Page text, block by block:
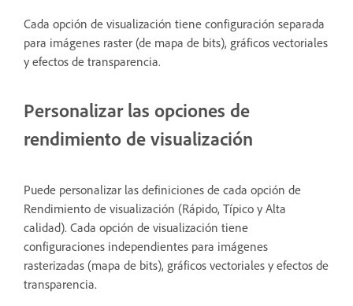
Cada opción de visualización tiene configuración separada
para imágenes raster (de mapa de bits), gráficos vectoriales
y efectos de transparencia.
Personalizar las opciones de
rendimiento de visualización
Puede personalizar las definiciones de cada opción de
Rendimiento de visualización (Rápido, Típico y Alta
calidad). Cada opción de visualización tiene
configuraciones independientes para imágenes
rasterizadas (mapa de bits), gráficos vectoriales y efectos de
transparencia.